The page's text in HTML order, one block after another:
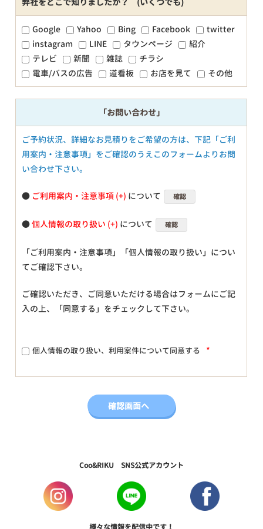
Google Yahoo Bing Facebook
twitter
instagram
LINE タウンページ
紹介
テレビ
新聞 雑誌
チラシ
電車/バスの広告
道看板 お店を見て その他
「お問い合わせ」
ご予約状況、詳細なお見積りをご希望の方は、下記「ご利
用案内・注意事項」をご確認のうえこのフォームよりお問
い合わせ下さい。
● ご利用案内・注意事項 について 確認
●個人情報の取り扱い について 確認
「ご利用案内・注意事項」「個人情報の取り扱い」につい
てご確認下さい。
ご確認いただき、ご同意いただける場合はフォームにご記
入の上、「同意する」をチェックして下さい。
個人情報の取り扱い、利用案件について同意する *
Coo&RIKU SNS公式アカウント
様々な情報を配信中です！